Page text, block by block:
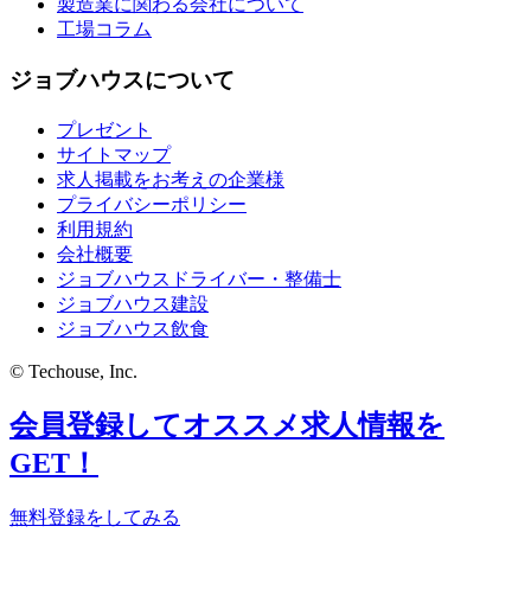
製造業に関わる会社について
工場コラム
ジョブハウスについて
プレゼント
サイトマップ
求人掲載をお考えの企業様
プライバシーポリシー
利用規約
会社概要
ジョブハウスドライバー・整備士
ジョブハウス建設
ジョブハウス飲食
© Techouse, Inc.
会員登録してオススメ求人情報を
GET！
無料登録をしてみる